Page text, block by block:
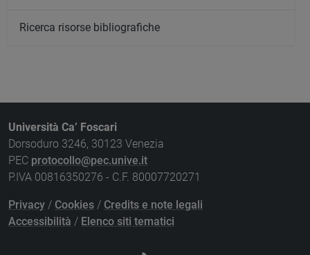
Ricerca risorse bibliografiche
Università Ca’ Foscari
Dorsoduro 3246, 30123 Venezia
PEC protocollo@pec.unive.it
P.IVA 00816350276 - C.F. 80007720271
Privacy / Cookies / Credits e note legali
Accessibilità / Elenco siti tematici